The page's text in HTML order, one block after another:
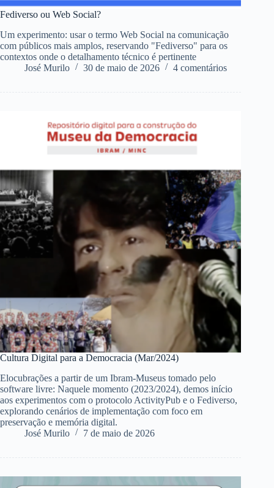
Fediverso ou Web Social?
Um experimento: usar o termo Web Social na comunicação
com públicos mais amplos, reservando "Fediverso" para os
contextos onde o detalhamento técnico é pertinente
José Murilo
30 de maio de 2026 4 comentários
Cultura Digital para a Democracia (Mar/2024)
Elocubrações a partir de um Ibram-Museus tomado pelo
software livre: Naquele momento (2023/2024), demos início
aos experimentos com o protocolo ActivityPub e o Fediverso,
explorando cenários de implementação com foco em
preservação e memória digital.
José Murilo
7 de maio de 2026